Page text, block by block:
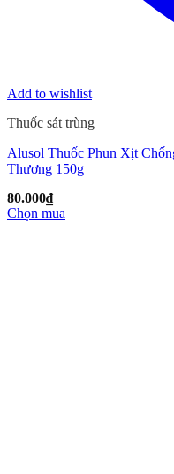
Add to wishlist
Thuốc sát trùng
Alusol Thuốc Phun Xịt
Thương 150g
80.000₫
Chọn mua